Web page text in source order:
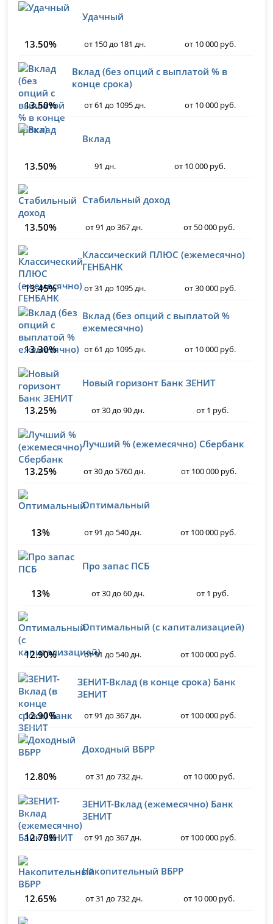
Удачный
13.50% от 150 до 181 дн. от 10 000 руб.
Вклад (без опций с выплатой % в
конце срока)
13.50%
от 61 до 1095 дн. от 10 000 руб.
Вклад
13.50% 91 дн. от 10 000 руб.
Стабильный доход
13.50% от 91 до 367 дн. от 50 000 руб.
Классический ПЛЮС (ежемесячно)
ГЕНБАНК
13.45%
от 31 до 1095 дн. от 30 000 руб.
Вклад (без опций с выплатой %
ежемесячно)
13.30%
от 61 до 1095 дн. от 10 000 руб.
Новый горизонт Банк ЗЕНИТ
13.25% от 30 до 90 дн. от 1 руб.
Лучший % (ежемесячно) Сбербанк
13.25% от 30 до 5760 дн. от 100 000 руб.
Оптимальный
13% от 91 до 540 дн. от 100 000 руб.
Про запас ПСБ
13% от 30 до 60 дн. от 1 руб.
Оптимальный (с капитализацией)
12.90% от 91 до 540 дн. от 100 000 руб.
ЗЕНИТ-Вклад (в конце срока) Банк
ЗЕНИТ
12.90%
от 91 до 367 дн. от 100 000 руб.
Доходный ВБРР
12.80% от 31 до 732 дн. от 10 000 руб.
ЗЕНИТ-Вклад (ежемесячно) Банк
ЗЕНИТ
12.70%
от 91 до 367 дн. от 100 000 руб.
Накопительный ВБРР
12.65% от 31 до 732 дн. от 10 000 руб.